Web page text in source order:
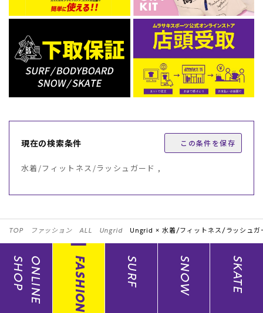
現在の検索条件 この条件を保存
水着/フィットネス/ラッシュガード ,
TOP ファッション ALL Ungrid Ungrid × 水着/フィットネス/ラッシュガ
ONLINE
SHOP FASHION SURF SNOW SKATE